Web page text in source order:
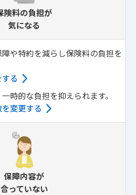
険料の負担が
気になる
や特約を減らし保険料の負担を
る
時的な負担を抑えられます。
変更する
保障内容が
合っていない